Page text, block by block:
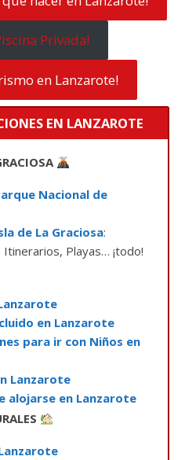
Privada!
en Lanzarote!
EN LANZAROTE
Nacional de
de La Graciosa:
Playas… ¡todo!
en Lanzarote
para ir con Niños en
Lanzarote
alojarse en Lanzarote